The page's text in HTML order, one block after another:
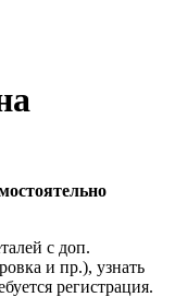
с доп.
и пр.), узнать
регистрация.